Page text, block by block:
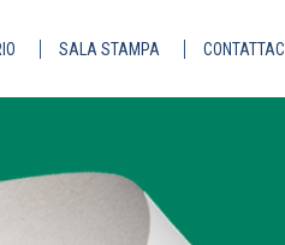
SALA STAMPA CONTATTACI